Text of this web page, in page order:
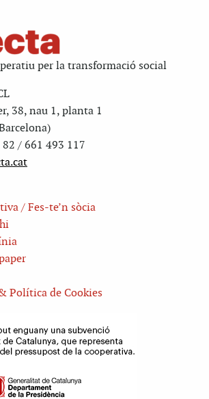
per la transformació social
38, nau 1, planta 1
/ 661 493 117
/ Fes-te’n sòcia
Política de Cookies